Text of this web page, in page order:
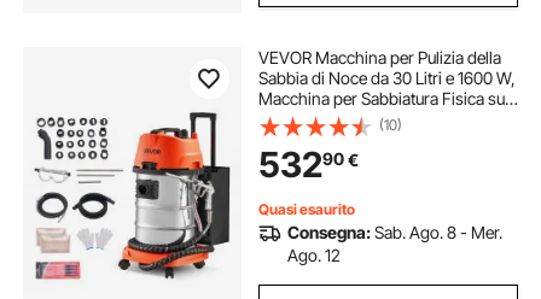
VEVOR Macchina per Pulizia della
Sabbia di Noce da 30 Litri e 1600 W,
Macchina per Sabbiatura Fisica su
Carrello per la Pulizia del Collettore
di Aspirazione, Sabbiatrici di Noce
con 23 Adattatori
(10)
53290€
Quasi esaurito
Consegna:Sab. Ago. 8 - Mer.
Ago. 12